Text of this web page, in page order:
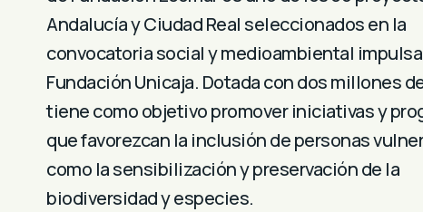
Andalucía y Ciudad Real seleccionados en la
convocatoria social y medioambiental
Fundación Unicaja. Dotada con dos millones
tiene como objetivo promover iniciativas y
que favorezcan la inclusión de personas
como la sensibilización y preservación de la
biodiversidad y especies.